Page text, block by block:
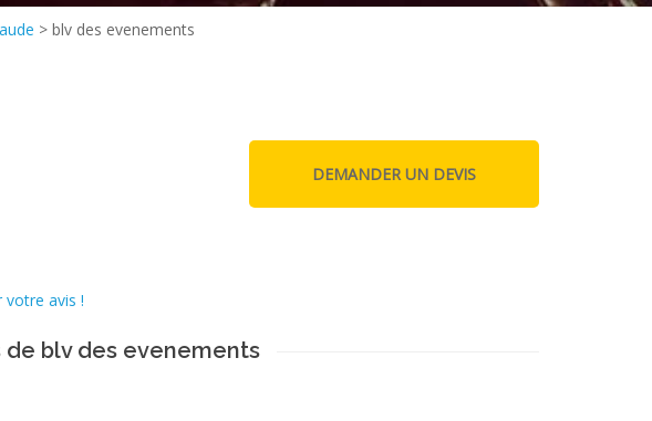
> blv des evenements
votre avis !
de blv des evenements